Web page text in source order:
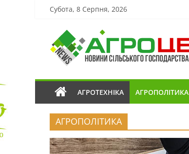
Субота, 8 Серпня, 2026
АГРОТЕХНІКА АГРОПОЛІТИКА
АГРОПОЛІТИКА